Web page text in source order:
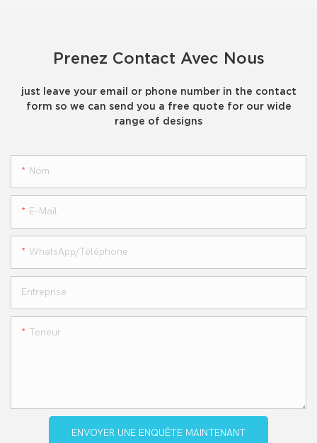
Prenez Contact Avec Nous
just leave your email or phone number in the contact
form so we can send you a free quote for our wide
range of designs
Nom
E-Mail
WhatsApp/téléphone
Entreprise
Teneur
ENVOYER UNE ENQUÊTE MAINTENANT